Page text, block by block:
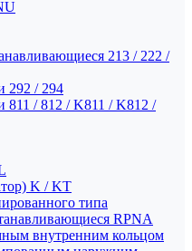
213 / 222 /
292 / 294
/ 812 / K811 / K812 /
K / KT
типа
RPNA
внутренним кольцом